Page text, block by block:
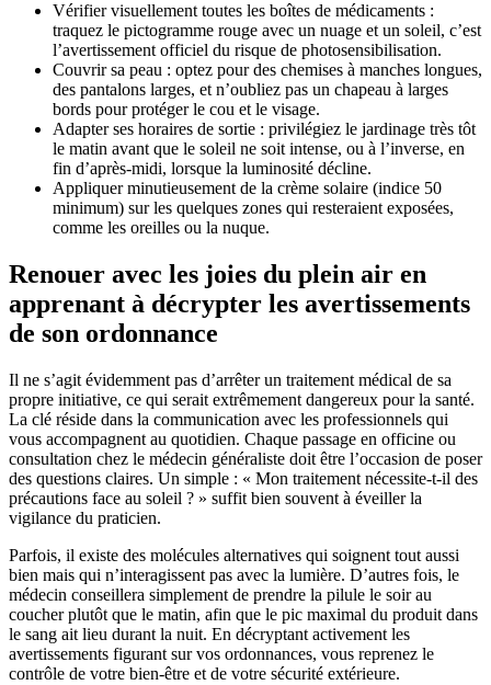
Vérifier visuellement toutes les boîtes de médicaments :
traquez le pictogramme rouge avec un nuage et un soleil, c’est
l’avertissement officiel du risque de photosensibilisation.
Couvrir sa peau : optez pour des chemises à manches longues,
des pantalons larges, et n’oubliez pas un chapeau à larges
bords pour protéger le cou et le visage.
Adapter ses horaires de sortie : privilégiez le jardinage très tôt
le matin avant que le soleil ne soit intense, ou à l’inverse, en
fin d’après-midi, lorsque la luminosité décline.
Appliquer minutieusement de la crème solaire (indice 50
minimum) sur les quelques zones qui resteraient exposées,
comme les oreilles ou la nuque.
Renouer avec les joies du plein air en
apprenant à décrypter les avertissements
de son ordonnance
Il ne s’agit évidemment pas d’arrêter un traitement médical de sa
propre initiative, ce qui serait extrêmement dangereux pour la santé.
La clé réside dans la communication avec les professionnels qui
vous accompagnent au quotidien. Chaque passage en officine ou
consultation chez le médecin généraliste doit être l’occasion de poser
des questions claires. Un simple : « Mon traitement nécessite-t-il des
précautions face au soleil ? » suffit bien souvent à éveiller la
vigilance du praticien.
Parfois, il existe des molécules alternatives qui soignent tout aussi
bien mais qui n’interagissent pas avec la lumière. D’autres fois, le
médecin conseillera simplement de prendre la pilule le soir au
coucher plutôt que le matin, afin que le pic maximal du produit dans
le sang ait lieu durant la nuit. En décryptant activement les
avertissements figurant sur vos ordonnances, vous reprenez le
contrôle de votre bien-être et de votre sécurité extérieure.